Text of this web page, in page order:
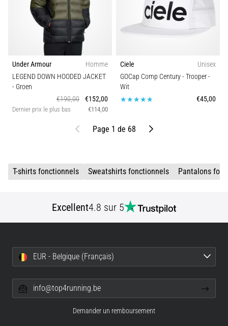
Under Armour
Homme
LEGEND DOWN HOODED JACKET
- Groen
€190,00
€152,00
Dernier prix le plus bas €114,00
Ciele
Unisex
GOCap Comp Century - Trooper-
Wit
€45,00
précédentPage 1 de 68 Suivant
T-shirts fonctionnels Sweatshirts fonctionnels Pantalons
Excellent4.8 sur 5
EUR - Belgique (Français)
info@top4running.be
Demander un remboursement